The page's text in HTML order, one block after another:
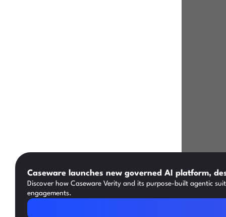
Caseware launches new governed AI platform,
Discover how Caseware Verity and its purpose-built agentic
engagements.
Read Article